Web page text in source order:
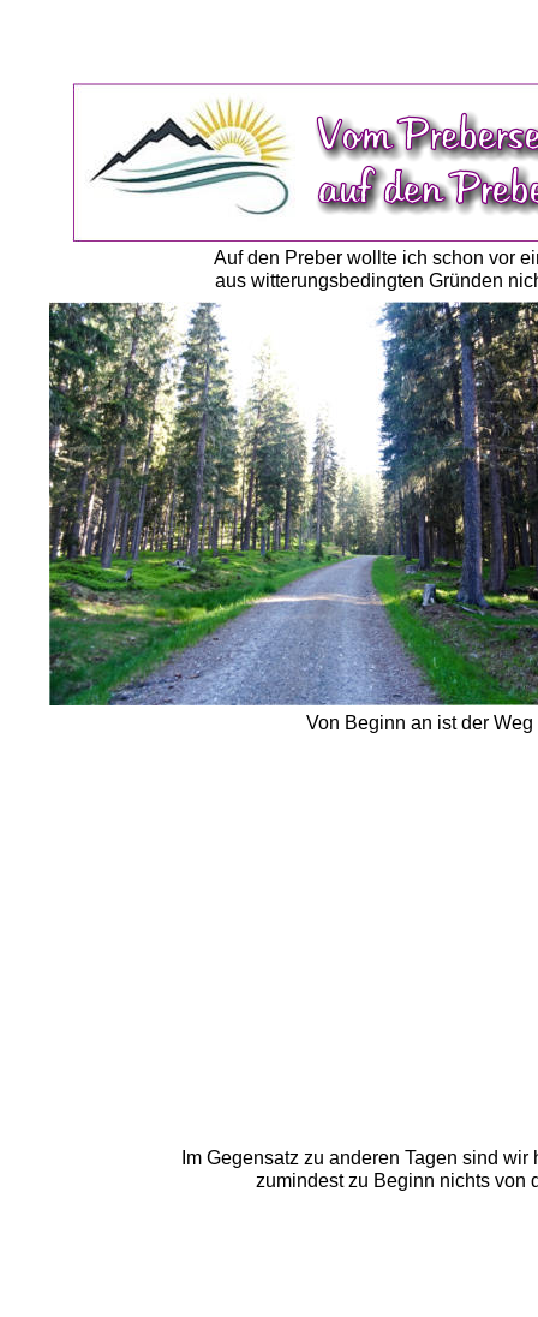
Auf den Preber wollte ich schon vor
aus witterungsbedingten Gründen
Von Beginn an ist der
Im Gegensatz zu anderen Tagen sind
zumindest zu Beginn nichts von